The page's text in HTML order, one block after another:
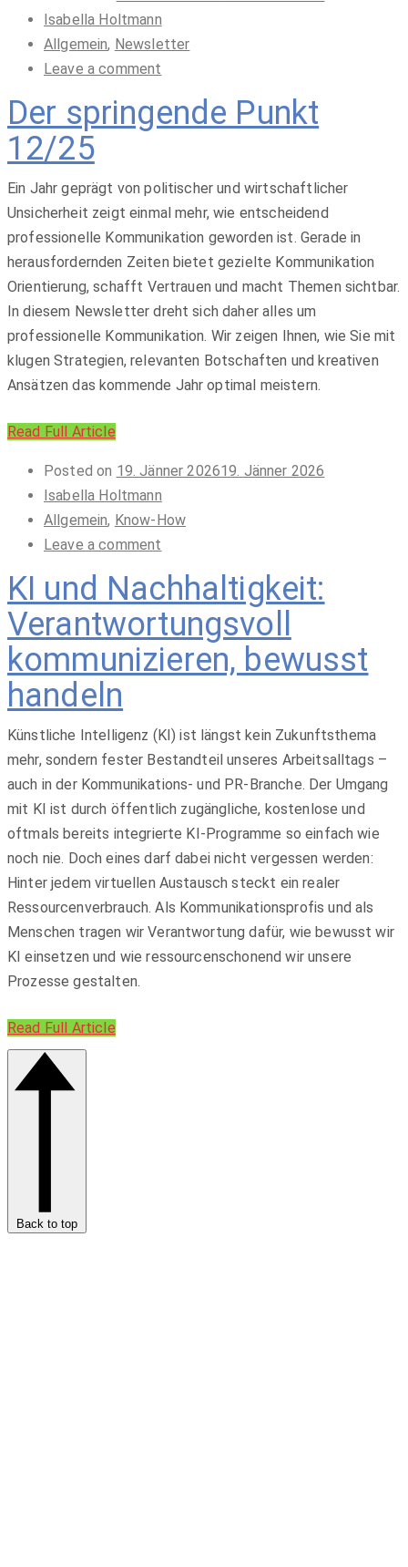
Isabella Holtmann
Allgemein, Newsletter
Leave a comment
Der springende Punkt
12/25
Ein Jahr geprägt von politischer und wirtschaftlicher
Unsicherheit zeigt einmal mehr, wie entscheidend
professionelle Kommunikation geworden ist. Gerade in
herausfordernden Zeiten bietet gezielte Kommunikation
Orientierung, schafft Vertrauen und macht Themen sichtbar.
In diesem Newsletter dreht sich daher alles um
professionelle Kommunikation. Wir zeigen Ihnen, wie Sie mit
klugen Strategien, relevanten Botschaften und kreativen
Ansätzen das kommende Jahr optimal meistern.
Read Full Article
Posted on 19. Jänner 202619. Jänner 2026
Isabella Holtmann
Allgemein, Know-How
Leave a comment
KI und Nachhaltigkeit:
Verantwortungsvoll
kommunizieren, bewusst
handeln
Künstliche Intelligenz (KI) ist längst kein Zukunftsthema
mehr, sondern fester Bestandteil unseres Arbeitsalltags –
auch in der Kommunikations- und PR-Branche. Der Umgang
mit KI ist durch öffentlich zugängliche, kostenlose und
oftmals bereits integrierte KI-Programme so einfach wie
noch nie. Doch eines darf dabei nicht vergessen werden:
Hinter jedem virtuellen Austausch steckt ein realer
Ressourcenverbrauch. Als Kommunikationsprofis und als
Menschen tragen wir Verantwortung dafür, wie bewusst wir
KI einsetzen und wie ressourcenschonend wir unsere
Prozesse gestalten.
Read Full Article
Back to top